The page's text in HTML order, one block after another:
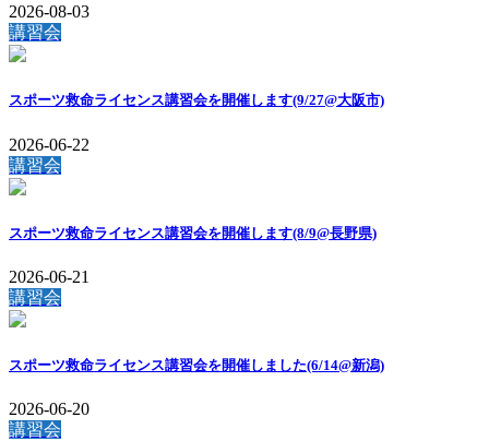
2026-08-03
講習会
スポーツ救命ライセンス講習会を開催します(9/27@大阪市)
2026-06-22
講習会
スポーツ救命ライセンス講習会を開催します(8/9@長野県)
2026-06-21
講習会
スポーツ救命ライセンス講習会を開催しました(6/14@新潟)
2026-06-20
講習会